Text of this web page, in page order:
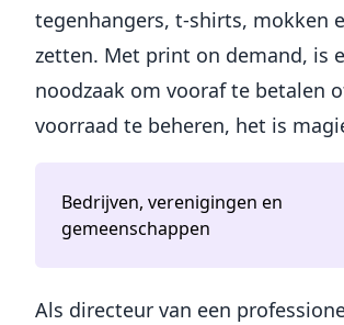
tegenhangers, t-shirts, mokken
zetten. Met print on demand, is
noodzaak om vooraf te betalen
voorraad te beheren, het is
Bedrijven, verenigingen en
gemeenschappen
Als directeur van een